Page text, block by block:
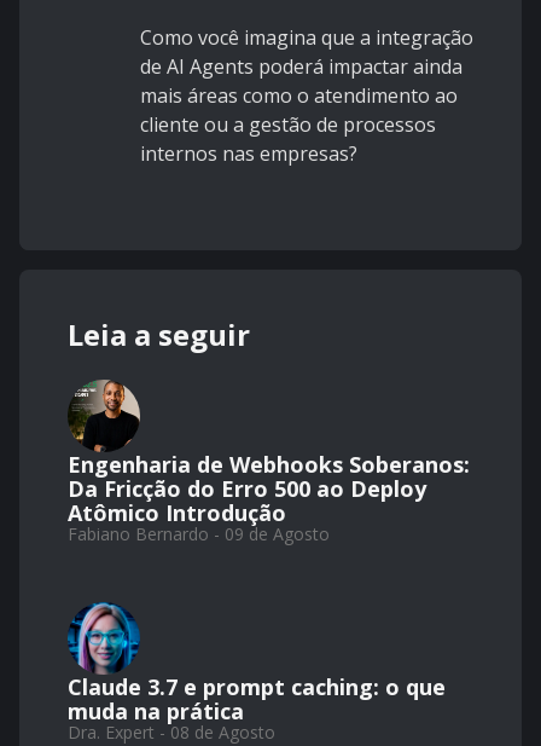
Como você imagina que a integração
de AI Agents poderá impactar ainda
mais áreas como o atendimento ao
cliente ou a gestão de processos
internos nas empresas?
Leia a seguir
Engenharia de Webhooks Soberanos:
Da Fricção do Erro 500 ao Deploy
Atômico Introdução
Fabiano Bernardo - 09 de Agosto
Claude 3.7 e prompt caching: o que
muda na prática
Dra. Expert - 08 de Agosto